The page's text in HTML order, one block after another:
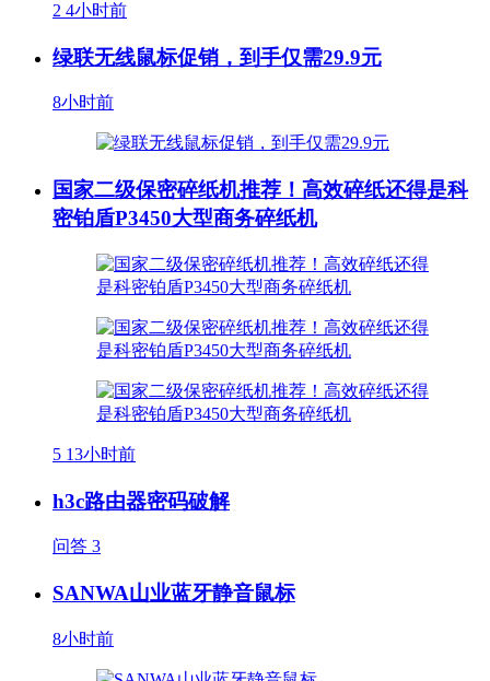
2 4小时前
绿联无线鼠标促销，到手仅需29.9元
8小时前
国家二级保密碎纸机推荐！高效碎纸还得是科
密铂盾P3450大型商务碎纸机
5 13小时前
h3c路由器密码破解
问答 3
SANWA山业蓝牙静音鼠标
8小时前